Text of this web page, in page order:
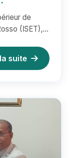
de la
de
(ISET),
suite